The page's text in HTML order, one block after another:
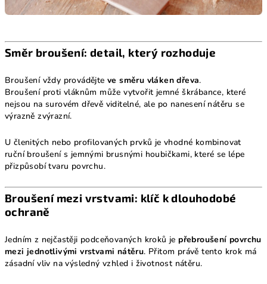
Směr broušení: detail, který rozhoduje
Broušení vždy provádějte ve směru vláken dřeva.
Broušení proti vláknům může vytvořit jemné škrábance, které
nejsou na surovém dřevě viditelné, ale po nanesení nátěru se
výrazně zvýrazní.
U členitých nebo profilovaných prvků je vhodné kombinovat
ruční broušení s jemnými brusnými houbičkami, které se lépe
přizpůsobí tvaru povrchu.
Broušení mezi vrstvami: klíč k dlouhodobé
ochraně
Jedním z nejčastěji podceňovaných kroků jepřebroušení povrchu
mezi jednotlivými vrstvami nátěru. Přitom právě tento krok má
zásadní vliv na výsledný vzhled i životnost nátěru.